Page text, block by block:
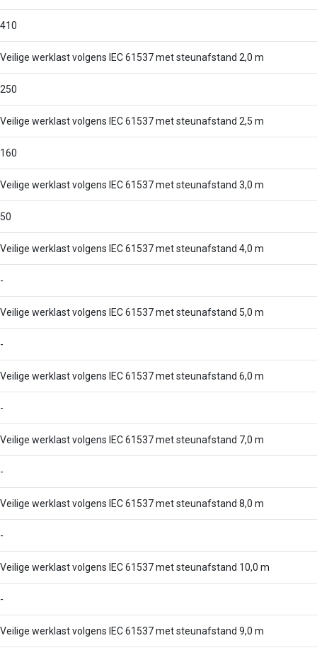
410
Veilige werklast volgens IEC 61537 met steunafstand 2,0 m
250
Veilige werklast volgens IEC 61537 met steunafstand 2,5 m
160
Veilige werklast volgens IEC 61537 met steunafstand 3,0 m
50
Veilige werklast volgens IEC 61537 met steunafstand 4,0 m
-
Veilige werklast volgens IEC 61537 met steunafstand 5,0 m
-
Veilige werklast volgens IEC 61537 met steunafstand 6,0 m
-
Veilige werklast volgens IEC 61537 met steunafstand 7,0 m
-
Veilige werklast volgens IEC 61537 met steunafstand 8,0 m
-
Veilige werklast volgens IEC 61537 met steunafstand 10,0 m
-
Veilige werklast volgens IEC 61537 met steunafstand 9,0 m